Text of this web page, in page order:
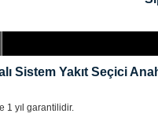
Sistem Yakıt Seçici
1 yıl garantilidir.